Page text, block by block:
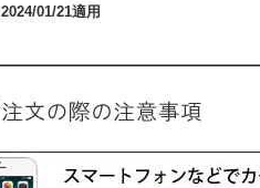
2024/01/21適用